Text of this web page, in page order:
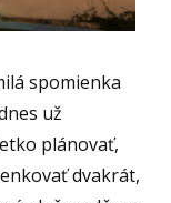
spomienka
už
plánovať,
dvakrát,